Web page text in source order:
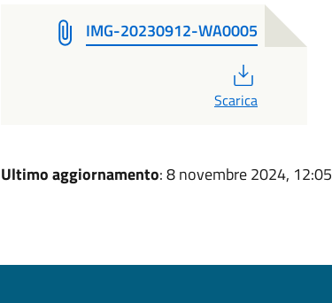
IMG-20230912-WA0005
Scarica
Ultimo aggiornamento: 8 novembre 2024, 12:05